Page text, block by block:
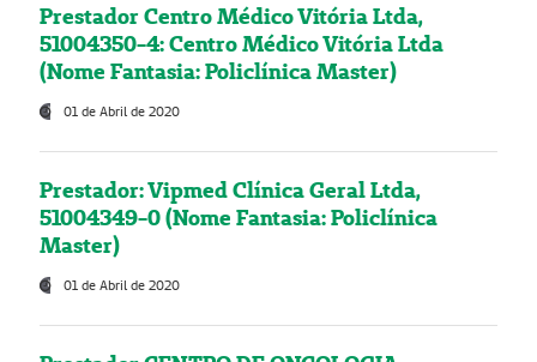
Prestador Centro Médico Vitória Ltda,
51004350-4: Centro Médico Vitória Ltda
(Nome Fantasia: Policlínica Master)
01 de Abril de 2020
Prestador: Vipmed Clínica Geral Ltda,
51004349-0 (Nome Fantasia: Policlínica
Master)
01 de Abril de 2020